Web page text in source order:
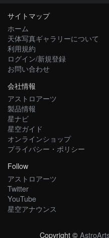
サイトマップ
ホーム
天体写真ギャラリーについて
利用規約
ログイン/新規登録
お問い合わせ
会社情報
アストロアーツ
製品情報
星ナビ
星空ガイド
オンラインショップ
プライバシー・ポリシー
Follow
アストロアーツ
Twitter
YouTube
星空アナウンス
Copyright ©